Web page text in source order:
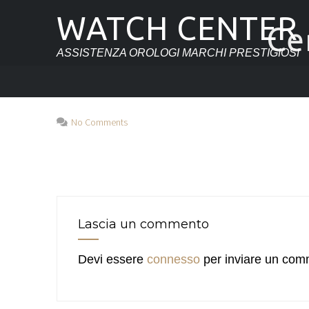
WATCH CENTER
ASSISTENZA OROLOGI MARCHI PRESTIGIOSI
No Comments
Lascia un commento
Devi essere connesso per inviare un